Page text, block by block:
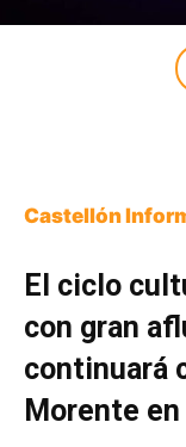
Castellón
El ciclo
con gran
continuará
Morente